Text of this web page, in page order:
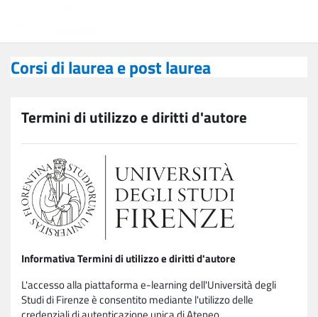
Corsi di laurea e post laurea
Termini di utilizzo e diritti d'autore
Informativa Termini di utilizzo e diritti d'autore
L'accesso alla piattaforma e-learning dell'Università degli
Studi di Firenze è consentito mediante l'utilizzo delle